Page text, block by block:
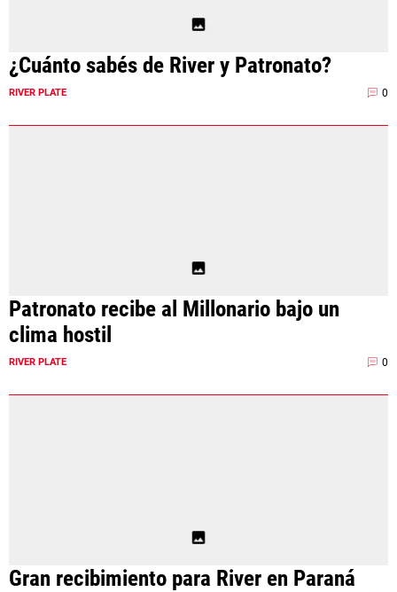
¿Cuánto sabés de River y Patronato?
RIVER PLATE 0
Patronato recibe al Millonario bajo un
clima hostil
RIVER PLATE 0
Gran recibimiento para River en Paraná